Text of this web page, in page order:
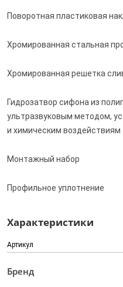
Поворотная пластиковая
Хромированная стальная
Хромированная решетка
Гидрозатвор сифона из
ультразвуковым методом,
и химическим воздействиям
Монтажный набор
Профильное уплотнение
Характеристики
Артикул
Бренд